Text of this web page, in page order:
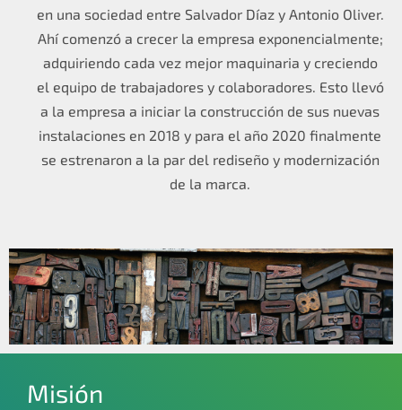
en una sociedad entre Salvador Díaz y Antonio Oliver.
Ahí comenzó a crecer la empresa exponencialmente;
adquiriendo cada vez mejor maquinaria y creciendo
el equipo de trabajadores y colaboradores. Esto llevó
a la empresa a iniciar la construcción de sus nuevas
instalaciones en 2018 y para el año 2020 finalmente
se estrenaron a la par del rediseño y modernización
de la marca.
Misión